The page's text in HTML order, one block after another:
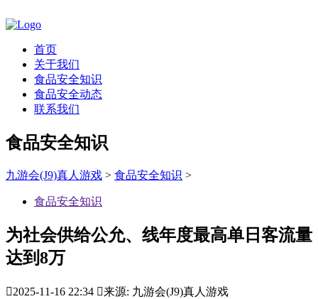
首页
关于我们
食品安全知识
食品安全动态
联系我们
食品安全知识
九游会(J9)真人游戏 > 食品安全知识 >
食品安全知识
为社会供给公允、线年度最高单日客流量
达到8万
2025-11-16 22:34 来源: 九游会(J9)真人游戏